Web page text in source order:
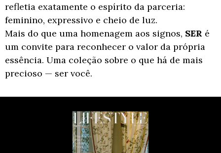
refletia exatamente o espírito da parceria:
feminino, expressivo e cheio de luz.
Mais do que uma homenagem aos signos, SER é
um convite para reconhecer o valor da própria
essência. Uma coleção sobre o que há de mais
precioso — ser você.